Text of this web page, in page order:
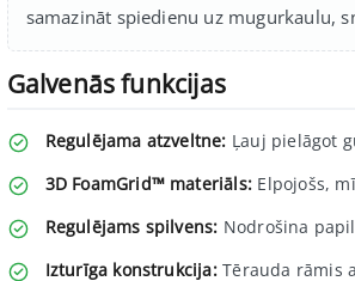
samazināt spiedienu uz mugurkaulu,
Galvenās funkcijas
Regulējama atzveltne: Ļauj pielāgot
3D FoamGrid™ materiāls: Elpojošs,
Regulējams spilvens: Nodrošina
Izturīga konstrukcija:Tērauda rāmis